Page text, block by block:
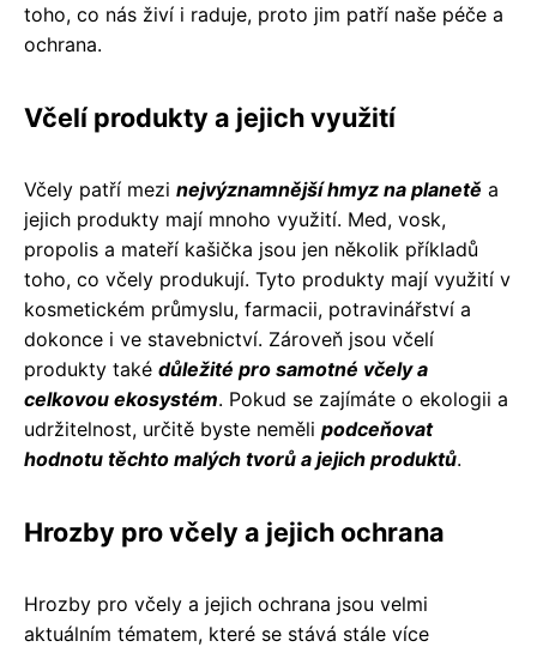
toho, co nás živí i raduje, proto jim patří naše péče a
ochrana.
Včelí produkty a jejich využití
Včely patří mezi nejvýznamnější hmyz na planetě a
jejich produkty mají mnoho využití. Med, vosk,
propolis a mateří kašička jsou jen několik příkladů
toho, co včely produkují. Tyto produkty mají využití v
kosmetickém průmyslu, farmacii, potravinářství a
dokonce i ve stavebnictví. Zároveň jsou včelí
produkty také důležité pro samotné včely a
celkovou ekosystém. Pokud se zajímáte o ekologii a
udržitelnost, určitě byste neměli podceňovat
hodnotu těchto malých tvorů a jejich produktů.
Hrozby pro včely a jejich ochrana
Hrozby pro včely a jejich ochrana jsou velmi
aktuálním tématem, které se stává stále více